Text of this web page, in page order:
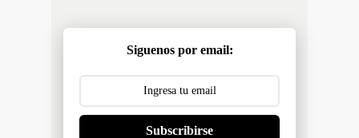
Siguenos por email:
Subscribirse